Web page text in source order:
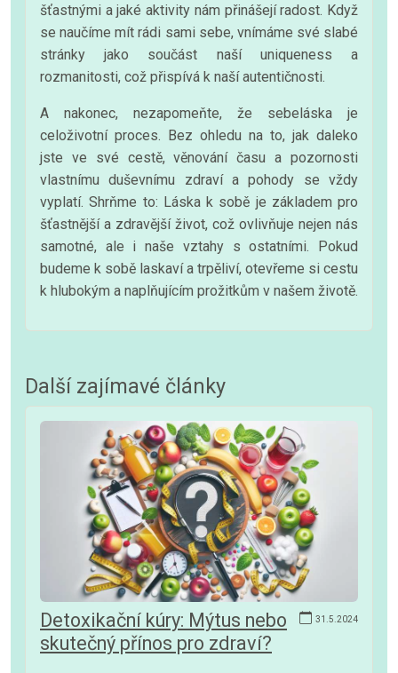
šťastnými a jaké aktivity nám přinášejí radost. Když
se naučíme mít rádi sami sebe, vnímáme své slabé
stránky jako součást naší uniqueness a
rozmanitosti, což přispívá k naší autentičnosti.
A nakonec, nezapomeňte, že sebeláska je
celoživotní proces. Bez ohledu na to, jak daleko
jste ve své cestě, věnování času a pozornosti
vlastnímu duševnímu zdraví a pohody se vždy
vyplatí. Shrňme to: Láska k sobě je základem pro
šťastnější a zdravější život, což ovlivňuje nejen nás
samotné, ale i naše vztahy s ostatními. Pokud
budeme k sobě laskaví a trpěliví, otevřeme si cestu
k hlubokým a naplňujícím prožitkům v našem životě.
Další zajímavé články
31.5.2024
Detoxikační kúry: Mýtus nebo
skutečný přínos pro zdraví?